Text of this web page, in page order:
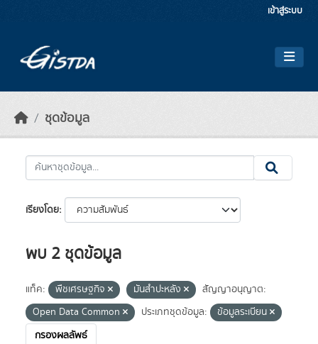
เข้าสู่ระบบ
ชุดข้อมูล
เรียงโดย
พบ 2 ชุดข้อมูล
แท็ค: พืชเศรษฐกิจ มันสำปะหลัง
สัญญาอนุญาต:
Open Data Common
ประเภทชุดข้อมูล:
ข้อมูลระเบียน
กรองผลลัพธ์